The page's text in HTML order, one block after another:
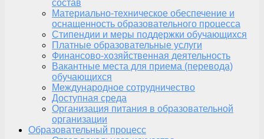
состав
Материально-техническое обеспечение и
оснащенность образовательного процесса
Стипендии и меры поддержки обучающихся
Платные образовательные услуги
Финансово-хозяйственная деятельность
Вакантные места для приема (перевода)
обучающихся
Международное сотрудничество
Доступная среда
Организация питания в образовательной
организации
Образовательный процесс